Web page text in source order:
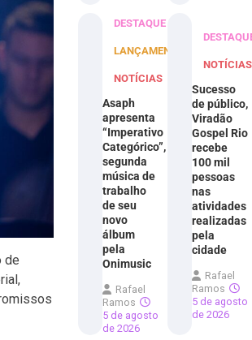
de
DESTAQUE
LANÇAMENTOS
NOTÍCIAS
Asaph
apresenta
“Imperativo
Categórico”,
segunda
música de
trabalho
de seu
novo
álbum
pela
Onimusic
Rafael
Ramos
5 de agosto
de 2026
NOTÍCIAS
Sucesso
de público,
Viradão
Gospel Rio
recebe
100 mil
pessoas
nas
atividades
realizadas
pela
cidade
Rafael
Ramos
5 de agosto
de 2026